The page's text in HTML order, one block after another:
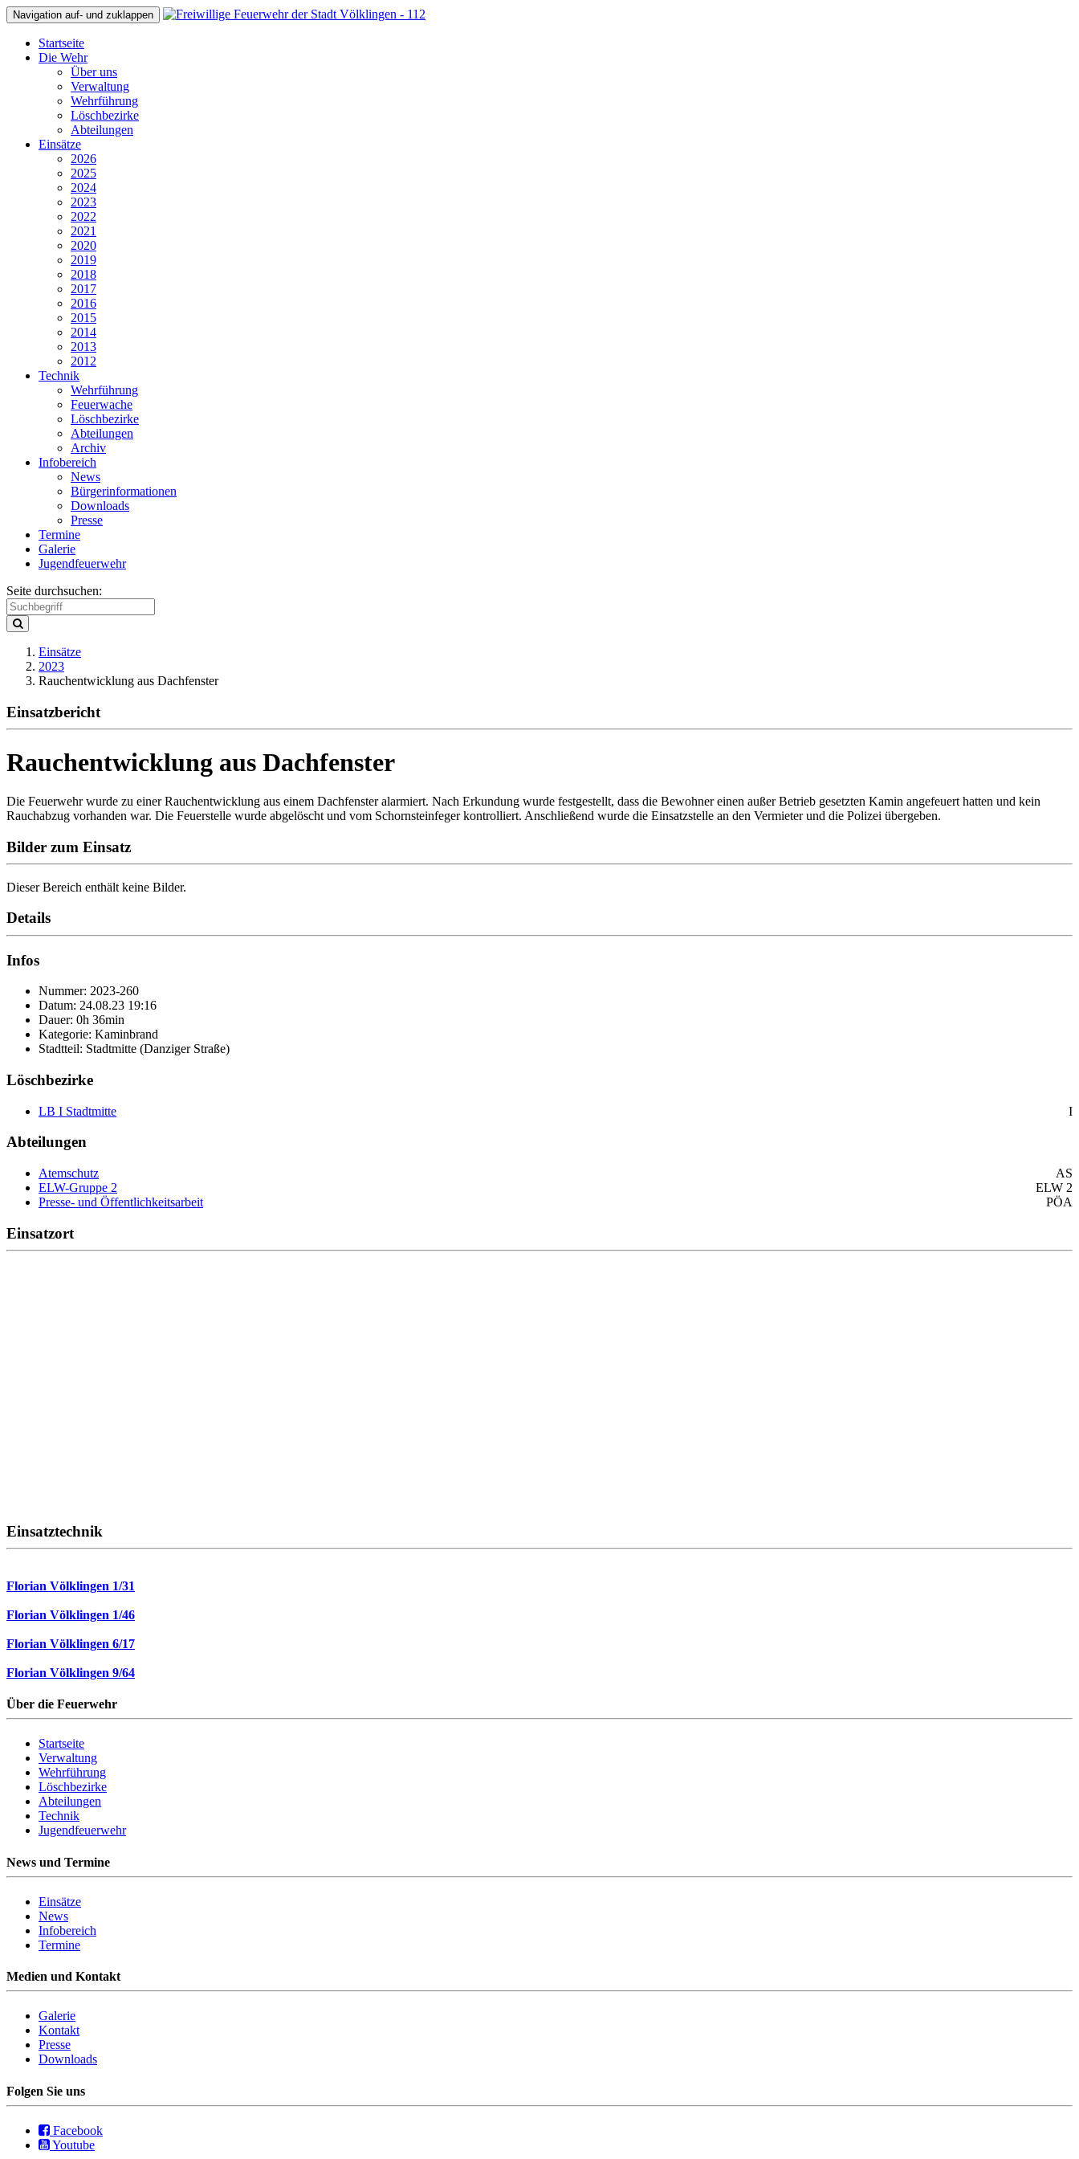
Navigation auf- und zuklappen
Startseite
Die Wehr
Über uns
Verwaltung
Wehrführung
Löschbezirke
Abteilungen
Einsätze
2026
2025
2024
2023
2022
2021
2020
2019
2018
2017
2016
2015
2014
2013
2012
Technik
Wehrführung
Feuerwache
Löschbezirke
Abteilungen
Archiv
Infobereich
News
Bürgerinformationen
Downloads
Presse
Termine
Galerie
Jugendfeuerwehr
Seite durchsuchen:
Einsätze
2023
Rauchentwicklung aus Dachfenster
Einsatzbericht
Rauchentwicklung aus Dachfenster
Die Feuerwehr wurde zu einer Rauchentwicklung aus einem Dachfenster alarmiert. Nach Erkundung wurde festgestellt, dass die Bewohner einen außer Betrieb gesetzten Kamin angefeuert hatten und kein
Rauchabzug vorhanden war. Die Feuerstelle wurde abgelöscht und vom Schornsteinfeger kontrolliert. Anschließend wurde die Einsatzstelle an den Vermieter und die Polizei übergeben.
Bilder zum Einsatz
Dieser Bereich enthält keine Bilder.
Details
Infos
Nummer: 2023-260
Datum: 24.08.23 19:16
Dauer: 0h 36min
Kategorie: Kaminbrand
Stadtteil: Stadtmitte (Danziger Straße)
Löschbezirke
LB I Stadtmitte I
Abteilungen
Atemschutz
AS
ELW-Gruppe 2
ELW 2
Presse- und Öffentlichkeitsarbeit
PÖA
Einsatzort
Einsatztechnik
Florian Völklingen 1/31
Florian Völklingen 1/46
Florian Völklingen 6/17
Florian Völklingen 9/64
Über die Feuerwehr
Startseite
Verwaltung
Wehrführung
Löschbezirke
Abteilungen
Technik
Jugendfeuerwehr
News und Termine
Einsätze
News
Infobereich
Termine
Medien und Kontakt
Galerie
Kontakt
Presse
Downloads
Folgen Sie uns
Facebook
Youtube